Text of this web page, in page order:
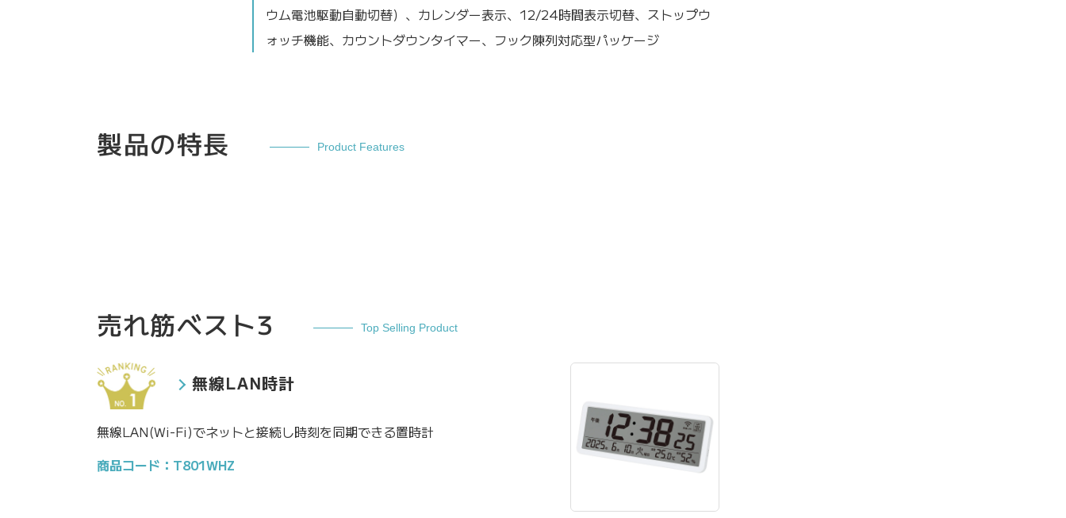
ウム電池駆動自動切替）、カレンダー表示、12/24時間表示切替、ストップウ
ォッチ機能、カウントダウンタイマー、フック陳列対応型パッケージ
製品の特長 Product Features
売れ筋ベスト3 Top Selling Product
無線LAN時計
無線LAN(Wi-Fi)でネットと接続し時刻を同期できる置時計
商品コード：T801WHZ